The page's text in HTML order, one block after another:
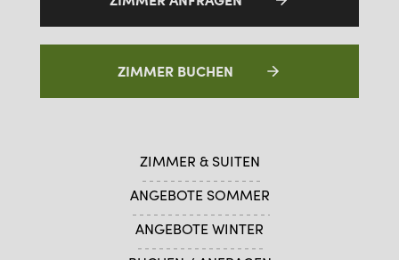
ZIMMER BUCHEN
ZIMMER & SUITEN
ANGEBOTE SOMMER
ANGEBOTE WINTER